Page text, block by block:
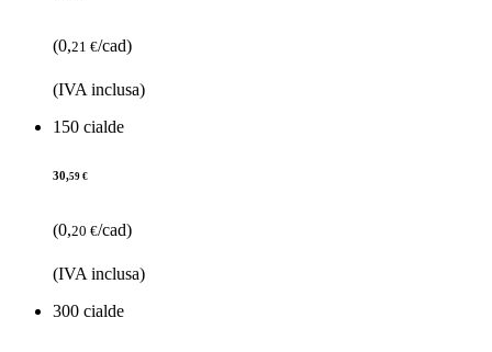
(0,21 €/cad)
(IVA inclusa)
150 cialde
30,59 €
(0,20 €/cad)
(IVA inclusa)
300 cialde